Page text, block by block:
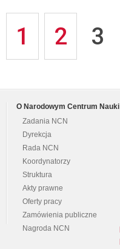
1
2 3
O Narodowym Centrum Nauki
Zadania NCN
Dyrekcja
Rada NCN
Koordynatorzy
Struktura
Akty prawne
Oferty pracy
Zamówienia publiczne
Nagroda NCN